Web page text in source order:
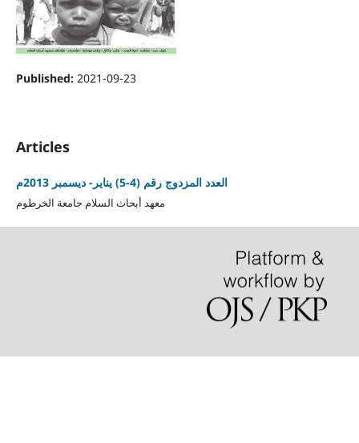
Published: 2021-09-23
Articles
العدد المزدوج رقم (4-5) يناير- ديسمبر 2013م
معهد أبحاث السلام جامعة الخرطوم